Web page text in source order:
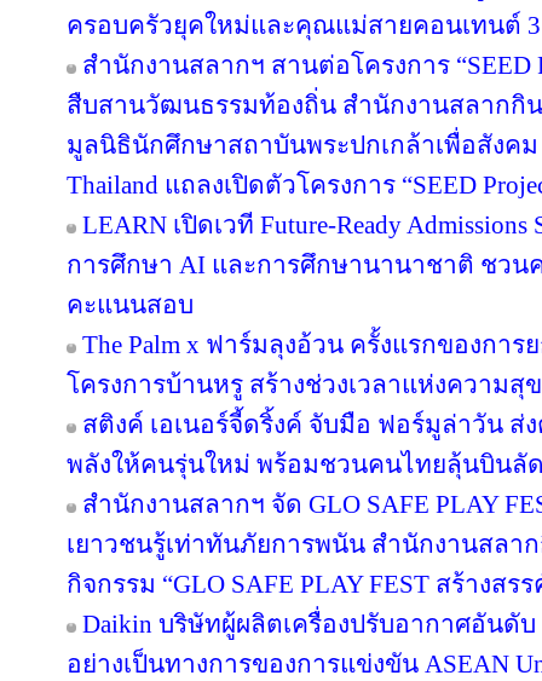
ครอบครัวยุคใหม่และคุณแม่สายคอนเทนต์
สำนักงานสลากฯ สานต่อโครงการ “SEED
สืบสานวัฒนธรรมท้องถิ่น สำนักงานสลากกิน
มูลนิธินักศึกษาสถาบันพระปกเกล้าเพื่อสังคม
Thailand แถลงเปิดตัวโครงการ “SEED
LEARN เปิดเวที Future-Ready
การศึกษา AI และการศึกษานานาชาติ ชวน
คะแนนสอบ
The Palm x ฟาร์มลุงอ้วน ครั้งแรกของกา
โครงการบ้านหรู สร้างช่วงเวลาแห่งความสุ
สติงค์ เอเนอร์จี้ดริ้งค์ จับมือ ฟอร์มูล่าวัน
พลังให้คนรุ่นใหม่ พร้อมชวนคนไทยลุ้นบินลั
สำนักงานสลากฯ จัด GLO SAFE PLAY
เยาวชนรู้เท่าทันภัยการพนัน สำนักงานสลา
กิจกรรม “GLO SAFE PLAY FEST สร้างส
Daikin บริษัทผู้ผลิตเครื่องปรับอากาศอันดั
อย่างเป็นทางการของการแข่งขัน ASEAN